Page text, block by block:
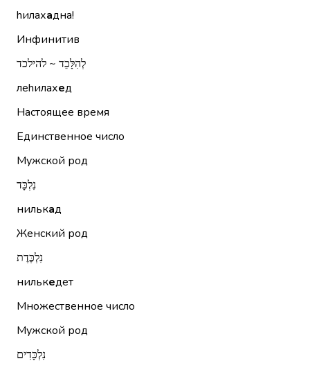
hилахадна!
Инфинитив
לְהִלָּכֵד ~ להילכד
леhилахед
Настоящее время
Единственное число
Мужской род
נִלְכָּד
нилькад
Женский род
נִלְכֶּדֶת
нилькедет
Множественное число
Мужской род
נִלְכָּדִים